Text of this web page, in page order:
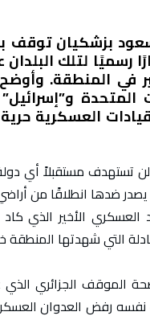
بزشكيان
رسميًا لتلك
في المنطقة.
المتحدة
العسكرية
لن تستهدف مستقبلاً أي
ضدها انطلاقًا من
العسكري الأخير الذي
التي شهدتها المنطقة
الموقف الجزائري
نفسه رفض العدوان